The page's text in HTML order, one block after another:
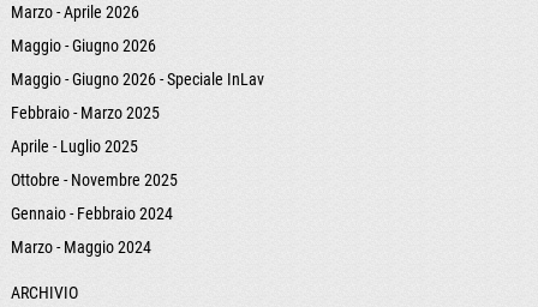
Marzo - Aprile 2026
Maggio - Giugno 2026
Maggio - Giugno 2026 - Speciale InLav
Febbraio - Marzo 2025
Aprile - Luglio 2025
Ottobre - Novembre 2025
Gennaio - Febbraio 2024
Marzo - Maggio 2024
ARCHIVIO